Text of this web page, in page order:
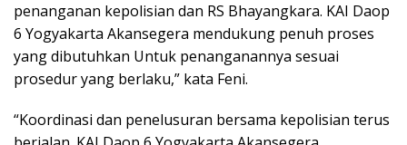
penanganan kepolisian dan RS Bhayangkara. KAI Daop
6 Yogyakarta Akansegera mendukung penuh proses
yang dibutuhkan Untuk penanganannya sesuai
prosedur yang berlaku,” kata Feni.
“Koordinasi dan penelusuran bersama kepolisian terus